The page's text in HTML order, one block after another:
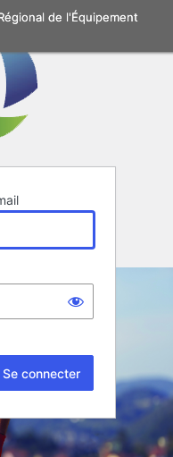
de l'Équipement